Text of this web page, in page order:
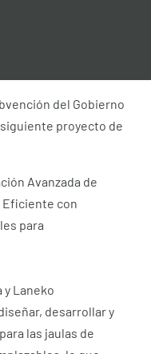
del Gobierno
proyecto de
Avanzada de
Eficiente con
para
Laneko
desarrollar y
las jaulas de